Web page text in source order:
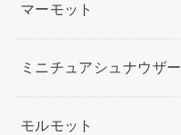
マーモット
ミニチュアシュナウザー
モルモット